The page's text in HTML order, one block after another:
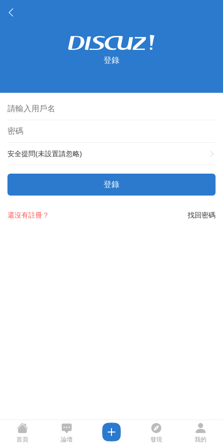
登錄
安全提問(未設置請忽略)
登錄
找回密碼
還沒有註冊？
首頁 論壇 發現 我的